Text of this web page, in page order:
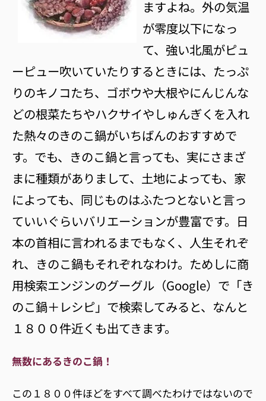
ますよね。外の気温
が零度以下になっ
て、強い北風がピュ
ーピュー吹いていたりするときには、たっぷ
りのキノコたち、ゴボウや大根やにんじんな
どの根菜たちやハクサイやしゅんぎくを入れ
た熱々のきのこ鍋がいちばんのおすすめで
す。でも、きのこ鍋と言っても、実にさまざ
まに種類がありまして、土地によっても、家
によっても、同じものはふたつとないと言っ
ていいぐらいバリエーションが豊富です。日
本の首相に言われるまでもなく、人生それぞ
れ、きのこ鍋もそれぞれなわけ。ためしに商
用検索エンジンのグーグル（Google）で「き
のこ鍋＋レシピ」で検索してみると、なんと
１８００件近くも出てきます。
無数にあるきのこ鍋！
この１８００件ほどをすべて調べたわけではないので